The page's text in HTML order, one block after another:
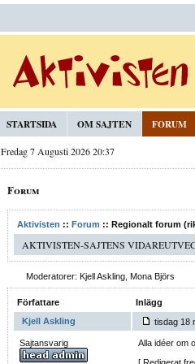
STARTSIDA OM SAJTEN FORUM
Fredag 7 Augusti 2026 20:37
Forum
Aktivisten :: Forum :: Regionalt forum
AKTIVISTEN-SAJTENS
Moderatorer: Kjell Askling, Mona Björs
Författare
Inlägg
Kjell Askling
tisdag 18
Sajtansvarig
Alla idéer om